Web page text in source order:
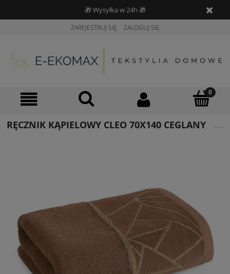
🎁 Wysyłka w 24h 🎁
ZAREJESTRUJ SIĘ ZALOGUJ SIĘ
RĘCZNIK KĄPIELOWY CLEO 70X140 CEGLANY